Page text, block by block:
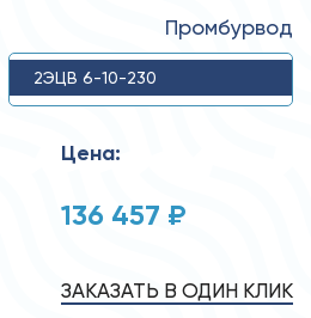
Промбурвод
2ЭЦВ 6-10-230
Цена:
136 457 ₽
ЗАКАЗАТЬ В ОДИН КЛИК